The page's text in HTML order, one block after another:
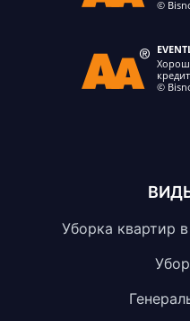
Уборка квартир